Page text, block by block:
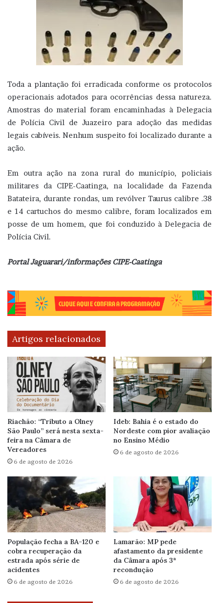
Toda a plantação foi erradicada conforme os protocolos
operacionais adotados para ocorrências dessa natureza.
Amostras do material foram encaminhadas à Delegacia
de Polícia Civil de Juazeiro para adoção das medidas
legais cabíveis. Nenhum suspeito foi localizado durante a
ação.
Em outra ação na zona rural do município, policiais
militares da CIPE-Caatinga, na localidade da Fazenda
Batateira, durante rondas, um revólver Taurus calibre .38
e 14 cartuchos do mesmo calibre, foram localizados em
posse de um homem, que foi conduzido à Delegacia de
Polícia Civil.
Portal Jaguarari/informações CIPE-Caatinga
Artigos relacionados
Riachão: “Tributo a Olney
São Paulo” será nesta sexta-
feira na Câmara de
Vereadores
6 de agosto de 2026
Ideb: Bahia é o estado do
Nordeste com pior avaliação
no Ensino Médio
6 de agosto de 2026
População fecha a BA-120 e
cobra recuperação da
estrada após série de
acidentes
6 de agosto de 2026
Lamarão: MP pede
afastamento da presidente
da Câmara após 3ª
recondução
6 de agosto de 2026